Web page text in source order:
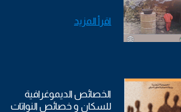
اقرأ المزيد
الخصائص الديموغرافية
للسكان و خصائص النواتات